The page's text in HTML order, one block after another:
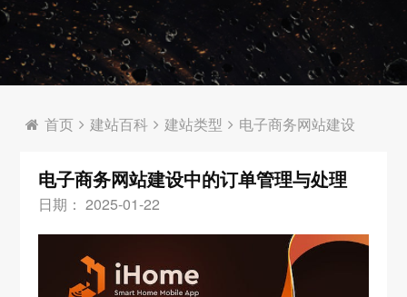
首页 建站百科 建站类型 电子商务网站建设
电子商务网站建设中的订单管理与处理
日期： 2025-01-22